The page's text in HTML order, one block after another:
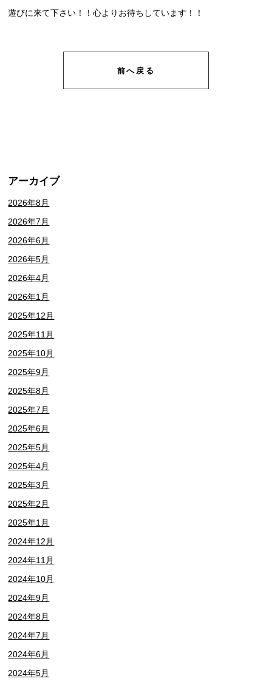
遊びに来て下さい！！心よりお待ちしています！！
前へ戻る
アーカイブ
2026年8月
2026年7月
2026年6月
2026年5月
2026年4月
2026年1月
2025年12月
2025年11月
2025年10月
2025年9月
2025年8月
2025年7月
2025年6月
2025年5月
2025年4月
2025年3月
2025年2月
2025年1月
2024年12月
2024年11月
2024年10月
2024年9月
2024年8月
2024年7月
2024年6月
2024年5月